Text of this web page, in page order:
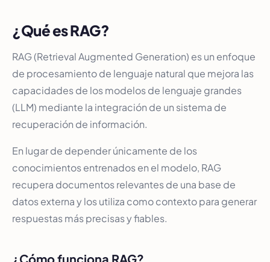
¿Qué es RAG?
RAG (Retrieval Augmented Generation) es un enfoque
de procesamiento de lenguaje natural que mejora las
capacidades de los modelos de lenguaje grandes
(LLM) mediante la integración de un sistema de
recuperación de información.
En lugar de depender únicamente de los
conocimientos entrenados en el modelo, RAG
recupera documentos relevantes de una base de
datos externa y los utiliza como contexto para generar
respuestas más precisas y fiables.
¿Cómo funciona RAG?